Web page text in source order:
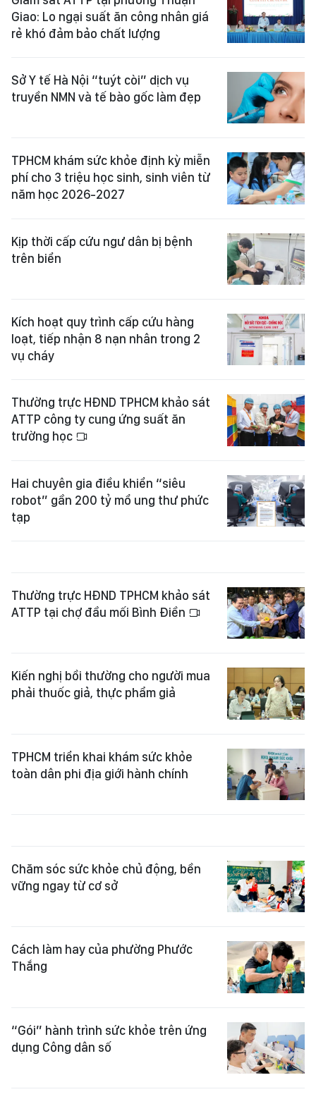
Giao: Lo ngại suất ăn công nhân giá
rẻ khó đảm bảo chất lượng
Sở Y tế Hà Nội “tuýt còi” dịch vụ
truyền NMN và tế bào gốc làm đẹp
TPHCM khám sức khỏe định kỳ miễn
phí cho 3 triệu học sinh, sinh viên từ
năm học 2026-2027
Kịp thời cấp cứu ngư dân bị bệnh
trên biển
Kích hoạt quy trình cấp cứu hàng
loạt, tiếp nhận 8 nạn nhân trong 2
vụ cháy
Thường trực HĐND TPHCM khảo sát
ATTP công ty cung ứng suất ăn
trường học
Hai chuyên gia điều khiển “siêu
robot” gần 200 tỷ mổ ung thư phức
tạp
Thường trực HĐND TPHCM khảo sát
ATTP tại chợ đầu mối Bình Điền
Kiến nghị bồi thường cho người mua
phải thuốc giả, thực phẩm giả
TPHCM triển khai khám sức khỏe
toàn dân phi địa giới hành chính
Chăm sóc sức khỏe chủ động, bền
vững ngay từ cơ sở
Cách làm hay của phường Phước
Thắng
“Gói” hành trình sức khỏe trên ứng
dụng Công dân số